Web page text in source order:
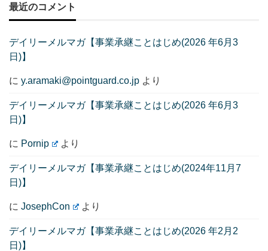
最近のコメント
デイリーメルマガ【事業承継ことはじめ(2026 年6月3
日)】
に y.aramaki@pointguard.co.jp より
デイリーメルマガ【事業承継ことはじめ(2026 年6月3
日)】
に Pornip より
デイリーメルマガ【事業承継ことはじめ(2024年11月7
日)】
に JosephCon より
デイリーメルマガ【事業承継ことはじめ(2026 年2月2
日)】